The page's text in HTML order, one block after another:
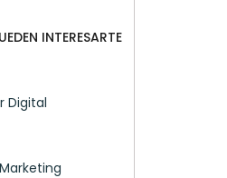
INTERESARTE
Digital